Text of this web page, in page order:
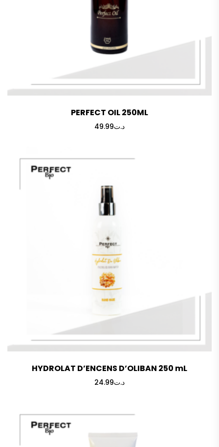
PERFECT OIL 250ML
د.ت49.99
HYDROLAT D’ENCENS D’OLIBAN 250 mL
د.ت24.99